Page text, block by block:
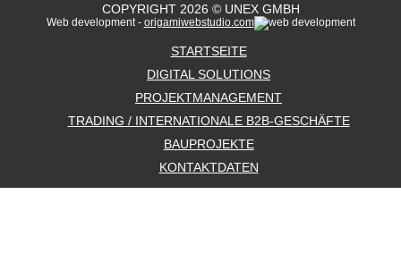
COPYRIGHT 2026 © UNEX GMBH
Web development - origamiwebstudio.com
STARTSEITE
DIGITAL SOLUTIONS
PROJEKTMANAGEMENT
TRADING / INTERNATIONALE B2B-GESCHÄFTE
BAUPROJEKTE
KONTAKTDATEN